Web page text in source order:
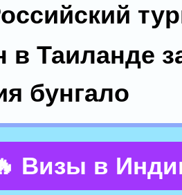
в Таиланде
бунгало
Визы в